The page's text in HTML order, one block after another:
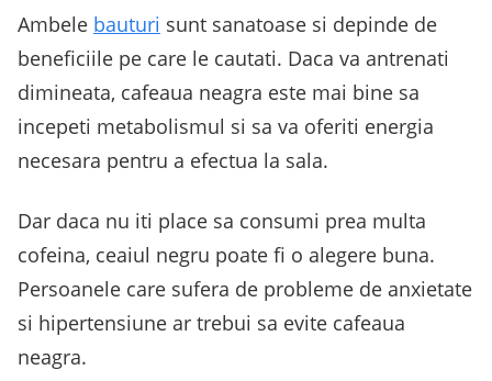
Ambele bauturi sunt sanatoase si depinde de
beneficiile pe care le cautati. Daca va antrenati
dimineata, cafeaua neagra este mai bine sa
incepeti metabolismul si sa va oferiti energia
necesara pentru a efectua la sala.
Dar daca nu iti place sa consumi prea multa
cofeina, ceaiul negru poate fi o alegere buna.
Persoanele care sufera de probleme de anxietate
si hipertensiune ar trebui sa evite cafeaua
neagra.